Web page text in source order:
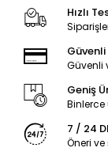
Hızlı
Güvenli
Güvenli
Geniş
7 / 24
Öneri